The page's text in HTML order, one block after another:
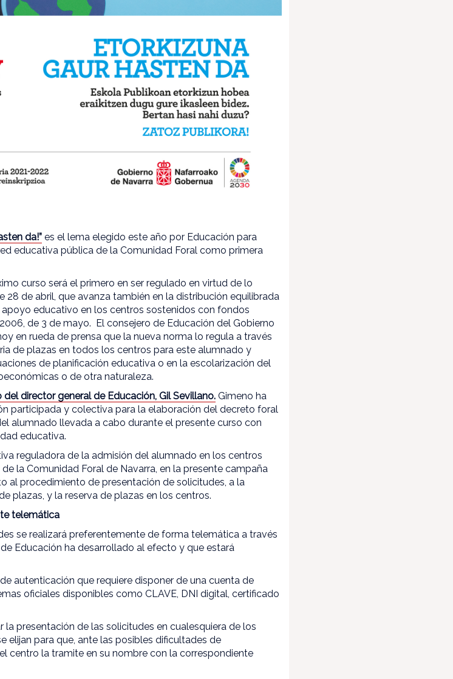
da!” es el lema elegido este año por Educación para
educativa pública de la Comunidad Foral como primera
curso será el primero en ser regulado en virtud de lo
de abril, que avanza también en la distribución equilibrada
educativo en los centros sostenidos con fondos
de 3 de mayo. El consejero de Educación del Gobierno
en rueda de prensa que la nueva norma lo regula a través
de plazas en todos los centros para este alumnado y
de planificación educativa o en la escolarización del
o de otra naturaleza.
director general de Educación, Gil Sevillano. Gimeno ha
participada y colectiva para la elaboración del decreto foral
alumnado llevada a cabo durante el presente curso con
educativa.
reguladora de la admisión del alumnado en los centros
la Comunidad Foral de Navarra, en la presente campaña
al procedimiento de presentación de solicitudes, a la
plazas, y la reserva de plazas en los centros.
telemática
se realizará preferentemente de forma telemática a través
Educación ha desarrollado al efecto y que estará
autenticación que requiere disponer de una cuenta de
oficiales disponibles como CLAVE, DNI digital, certificado
presentación de las solicitudes en cualesquiera de los
elijan para que, ante las posibles dificultades de
centro la tramite en su nombre con la correspondiente